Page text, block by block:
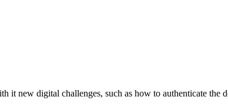
new digital challenges, such as how to authenticate the